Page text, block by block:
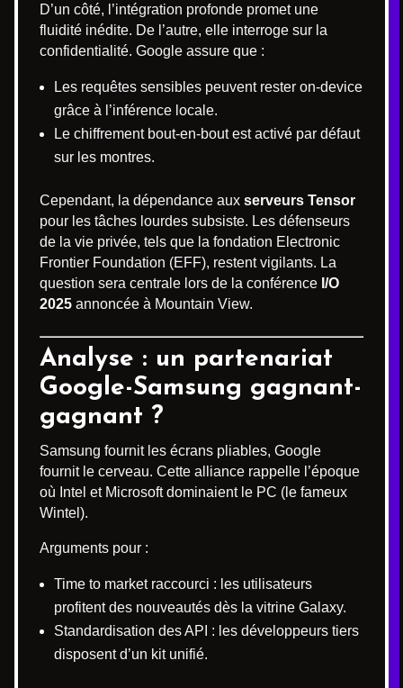
D’un côté, l’intégration profonde promet une
fluidité inédite. De l’autre, elle interroge sur la
confidentialité. Google assure que :
Les requêtes sensibles peuvent rester on-device
grâce à l’inférence locale.
Le chiffrement bout-en-bout est activé par défaut
sur les montres.
Cependant, la dépendance aux serveurs Tensor
pour les tâches lourdes subsiste. Les défenseurs
de la vie privée, tels que la fondation Electronic
Frontier Foundation (EFF), restent vigilants. La
question sera centrale lors de la conférence I/O
2025 annoncée à Mountain View.
Analyse : un partenariat
Google-Samsung gagnant-
gagnant ?
Samsung fournit les écrans pliables, Google
fournit le cerveau. Cette alliance rappelle l’époque
où Intel et Microsoft dominaient le PC (le fameux
Wintel).
Arguments pour :
Time to market raccourci : les utilisateurs
profitent des nouveautés dès la vitrine Galaxy.
Standardisation des API : les développeurs tiers
disposent d’un kit unifié.